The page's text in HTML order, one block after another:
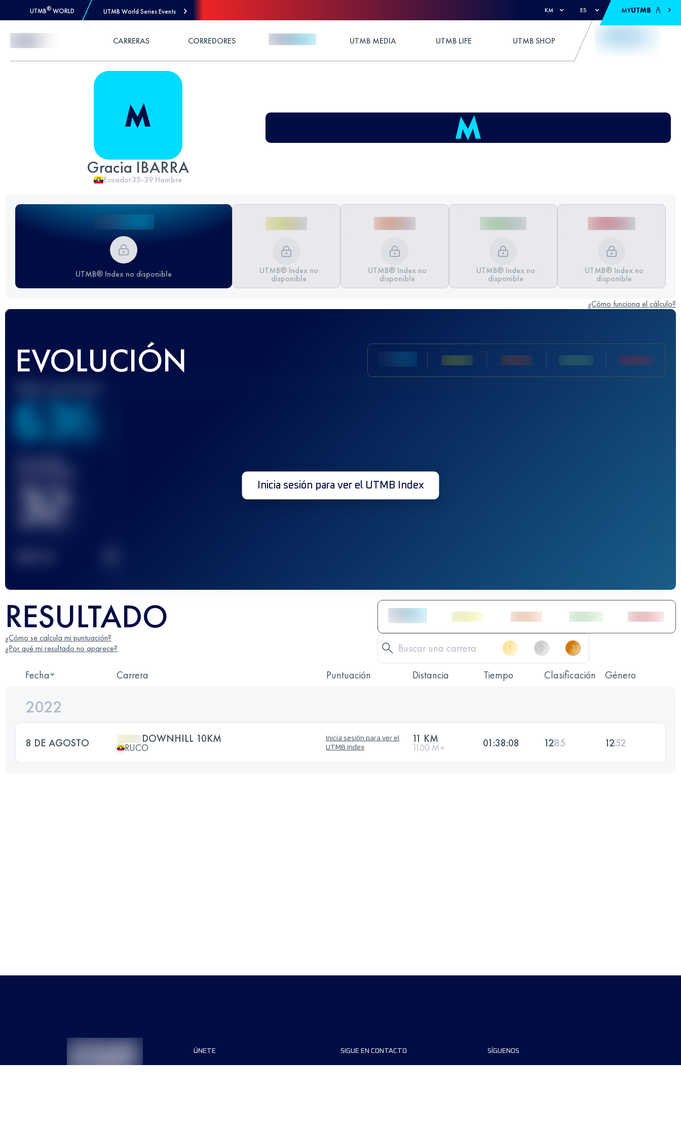
UTMB® WORLD UTMB World Series Events KM ES MYUTMB
CARRERAS CORREDORES UTMB MEDIA UTMB LIFE UTMB SHOP
Gracia IBARRA
Ecuador35-39 Hombre
UTMB® Index no disponible UTMB® Index no
disponible
UTMB® Index no
disponible
UTMB® Index no
disponible
UTMB® Index no
disponible
¿Cómo funciona el cálculo?
EVOLUCIÓN
636
32 Inicia sesión para ver el UTMB Index
RESULTADO
¿Cómo se calcula mi puntuación?
¿Por qué mi resultado no aparece?
Fecha Carrera Puntuación Distancia Tiempo Clasificación Género
2022
8 DE AGOSTO DOWNHILL 10KM
RUCO
Inicia sesión para ver el
UTMB Index
11 KM
1100 M+ 01:38:08 1285 1252
ÚNETE SIGUE EN CONTACTO SÍGUENOS